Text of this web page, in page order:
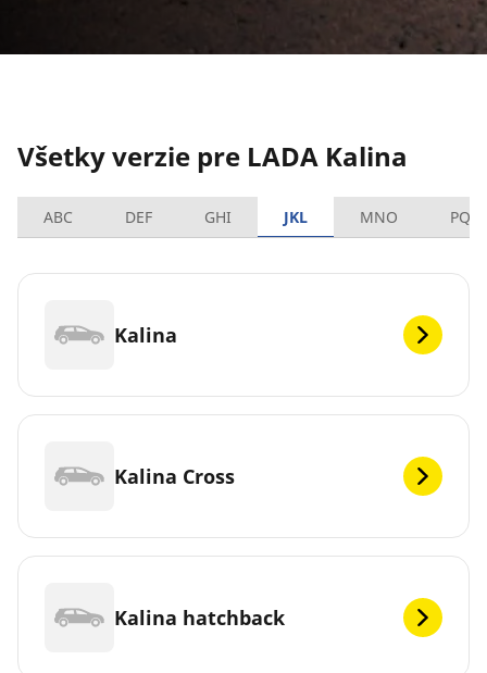
Všetky verzie pre LADA Kalina
ABC DEF GHI JKL MNO
Kalina
Kalina Cross
Kalina hatchback